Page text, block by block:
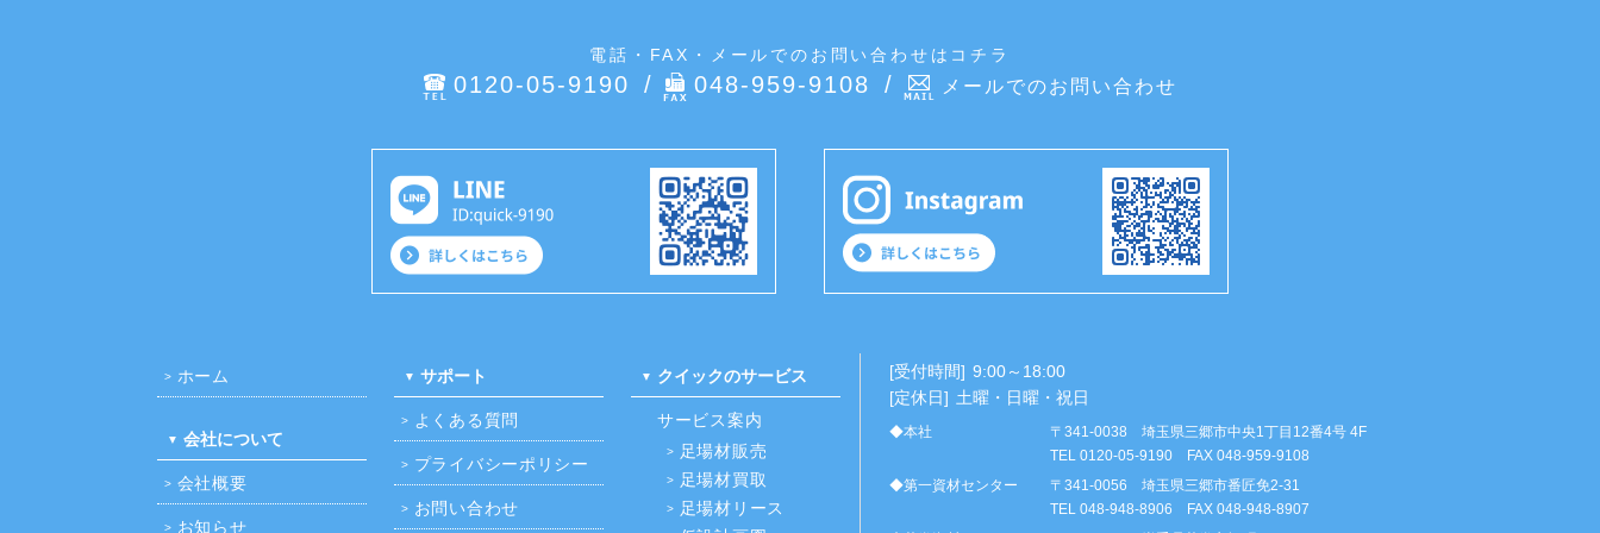
電話・FAX・メールでのお問い合わせはコチラ
0120-05-9190 048-959-9108 メールでのお問い合わせ
ホーム
会社について
会社概要
お知らせ
サポート
よくある質問
プライバシーポリシー
お問い合わせ
クイックのサービス
サービス案内
足場材販売
足場材買取
足場材リース
[受付時間] 9:00～18:00
[定休日] 土曜・日曜・祝日
◆本社
〒341-0038 埼玉県三郷市中央1丁目12番4号 4F
TEL 0120-05-9190 FAX 048-959-9108
◆第一資材センター
〒341-0056 埼玉県三郷市番匠免2-31
TEL 048-948-8906 FAX 048-948-8907